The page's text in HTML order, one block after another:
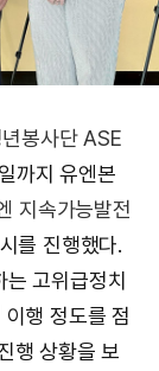
봉사단 ASE
까지 유엔본
지속가능발전
를 진행했다.
는 고위급정치
이행 정도를 점
행 상황을 보